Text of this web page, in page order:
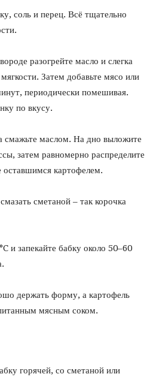
соль и перец. Всё тщательно
разогрейте масло и слегка
Затем добавьте мясо или
периодически помешивая.
по вкусу.
смажьте маслом. На дно выложите
затем равномерно распределите
картофелем.
сметаной – так корочка
и запекайте бабку около 50–60
держать форму, а картофель
мясным соком.
горячей, со сметаной или